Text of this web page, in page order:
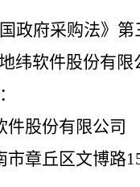
政府采购法》
纬软件股份有限
件股份有限公司
市章丘区文博路